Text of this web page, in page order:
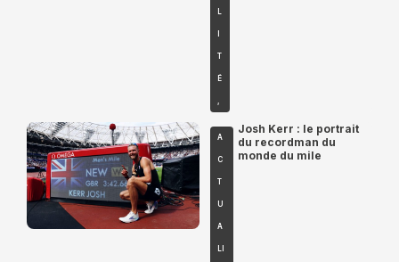
T
É
A
C
T
U
A
Josh Kerr : le portrait
du recordman du
monde du mile